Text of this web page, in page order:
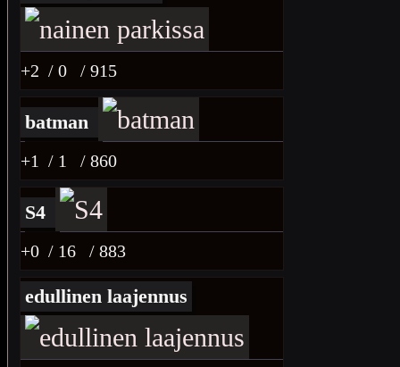
+2 / 0 / 915
batman
+1 / 1 / 860
S4
+0 / 16 / 883
edullinen laajennus